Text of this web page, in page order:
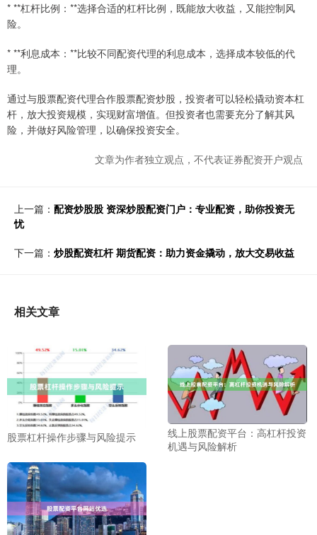
* **杠杆比例：**选择合适的杠杆比例，既能放大收益，又能控制风
险。
* **利息成本：**比较不同配资代理的利息成本，选择成本较低的代
理。
通过与股票配资代理合作股票配资炒股，投资者可以轻松撬动资本杠
杆，放大投资规模，实现财富增值。但投资者也需要充分了解其风
险，并做好风险管理，以确保投资安全。
文章为作者独立观点，不代表证券配资开户观点
上一篇： 配资炒股股 资深炒股配资门户：专业配资，助你投资无
忧
下一篇： 炒股配资杠杆 期货配资：助力资金撬动，放大交易收益
相关文章
股票杠杆操作步骤与风险提示
线上股票配资平台：高杠杆投资
机遇与风险解析